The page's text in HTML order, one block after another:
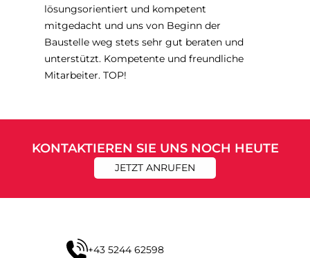
lösungsorientiert und kompetent
mitgedacht und uns von Beginn der
Baustelle weg stets sehr gut beraten und
unterstützt. Kompetente und freundliche
Mitarbeiter. TOP!
KONTAKTIEREN SIE UNS NOCH HEUTE
JETZT ANRUFEN
+43 5244 62598